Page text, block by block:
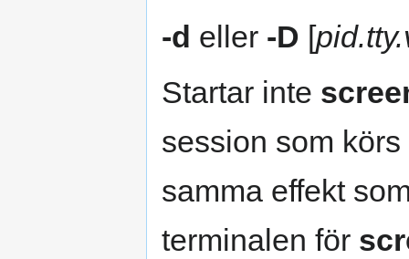
-d eller -D [
Startar inte
session som
samma effekt
terminalen för